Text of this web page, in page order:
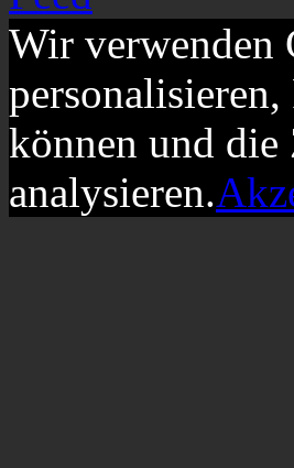
Wir verwenden
können und die
analysieren.